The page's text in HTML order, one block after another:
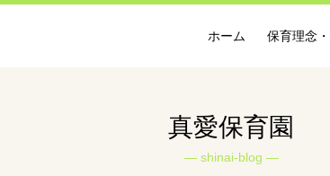
ホーム 保育理念
真愛保育園
shinai-blog